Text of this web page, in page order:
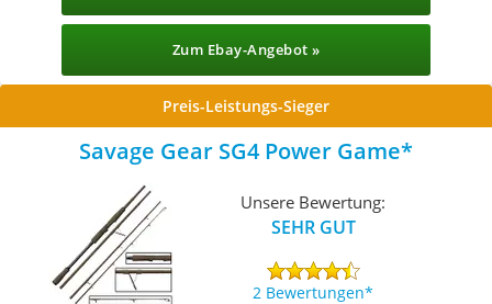
Zum Ebay-Angebot »
Preis-Leistungs-Sieger
Savage Gear SG4 Power Game
Unsere Bewertung:
SEHR GUT
2 Bewertungen